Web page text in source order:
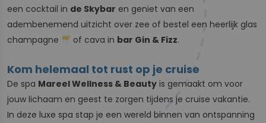
een cocktail in de Skybar en geniet van een
adembenemend uitzicht over zee of bestel een heerlijk glas
champagne
of cava in bar Gin & Fizz.
Kom helemaal tot rust op je cruise
De spa Mareel Wellness & Beauty is gemaakt om voor
jouw lichaam en geest te zorgen tijdens je cruise vakantie.
In deze luxe spa stap je een wereld binnen van ontspanning